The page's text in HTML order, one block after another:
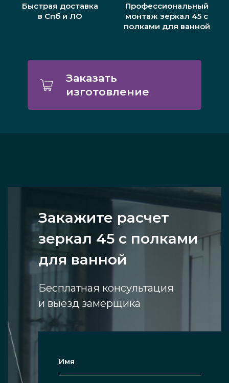
Быстрая доставка
в Спб и ЛО
Профессиональный
монтаж зеркал 45 с
полками для ванной
Заказать
изготовление
Закажите расчет
зеркал 45 с полками
для ванной
Бесплатная консультация
и выезд замерщика